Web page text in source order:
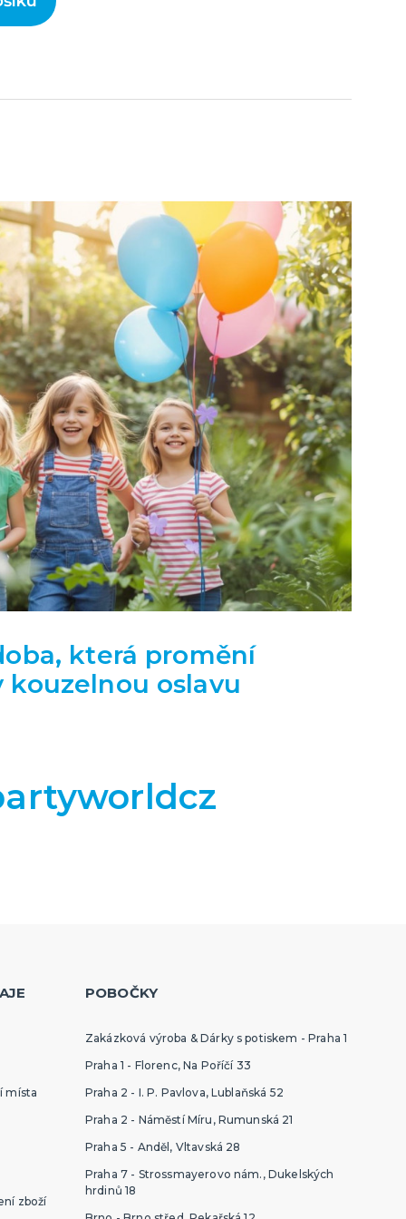
která promění
kouzelnou oslavu
místa
zboží
POBOČKY
Zakázková výroba & Dárky s potiskem - Praha 1
Praha 1 - Florenc, Na Poříčí 33
Praha 2 - I. P. Pavlova, Lublaňská 52
Praha 2 - Náměstí Míru, Rumunská 21
Praha 5 - Anděl, Vltavská 28
Praha 7 - Strossmayerovo nám., Dukelských
hrdinů 18